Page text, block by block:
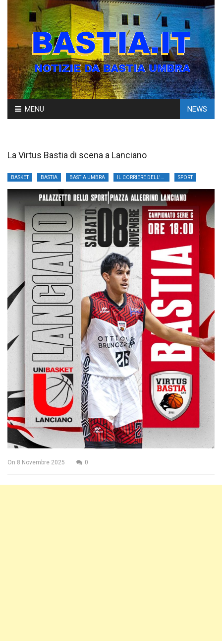
Skip
to
MENU NEWS
La Virtus Bastia di scena a Lanciano
BASKET BASTIA BASTIA UMBRA SPORT
On 8 Novembre 2025 0